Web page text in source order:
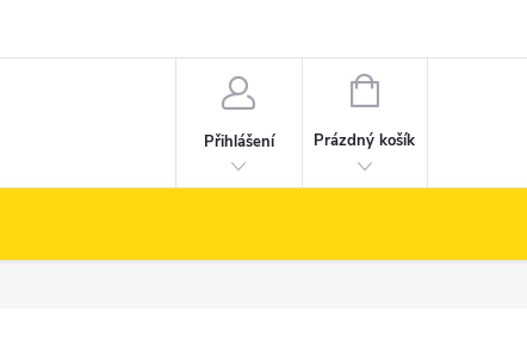
Přihlášení
NÁKUPNÍ
Prázdný košík